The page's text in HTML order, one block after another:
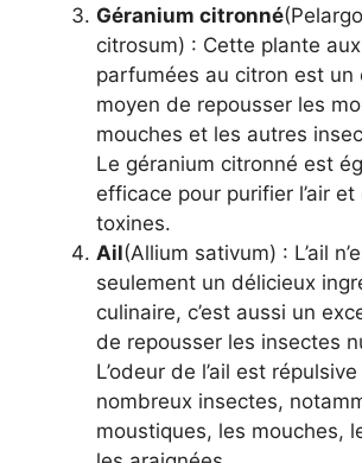
Géranium citronné
citrosum) : Cette plante
parfumées au citron est un
moyen de repousser les
mouches et les autres
Le géranium citronné est
efficace pour purifier l’air
toxines.
Ail(Allium sativum) : L’ail
seulement un délicieux
culinaire, c’est aussi un
de repousser les insectes
L’odeur de l’ail est
nombreux insectes,
moustiques, les mouches,